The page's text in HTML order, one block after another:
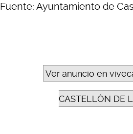
Fuente: Ayuntamiento de
Ver anuncio en
CASTELLÓN DE